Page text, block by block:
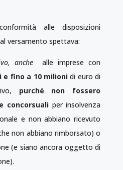
alle disposizioni
versamento spettava:
anche
alle imprese con
e fino a 10 milioni di euro di
purché non fossero
concorsualiper insolvenza
e non abbiano ricevuto
non abbiano rimborsato) o
(e siano ancora oggetto di